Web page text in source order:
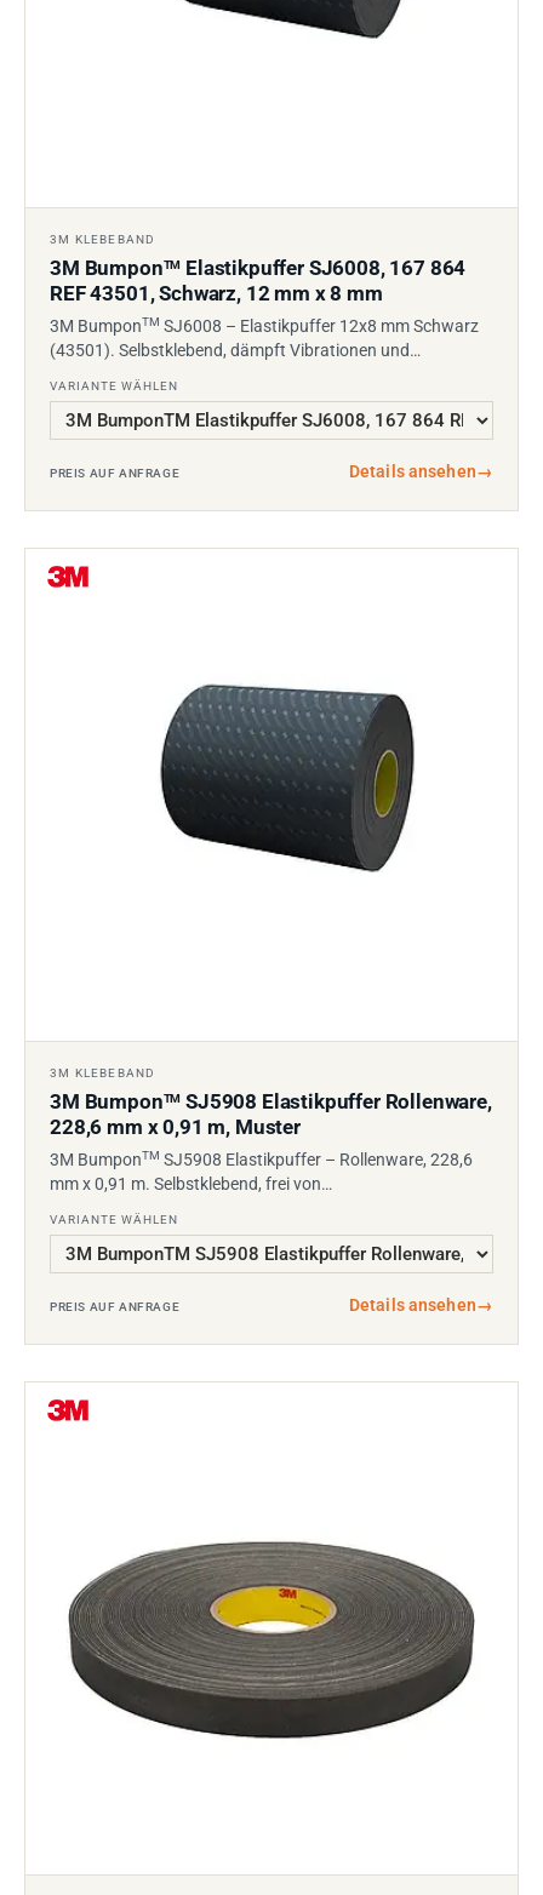
3M KLEBEBAND
3M BumponTM Elastikpuffer SJ6008, 167 864
REF 43501, Schwarz, 12 mm x 8 mm
3M BumponTM SJ6008 – Elastikpuffer 12x8 mm Schwarz
(43501). Selbstklebend, dämpft Vibrationen und…
VARIANTE WÄHLEN
PREIS AUF ANFRAGE Details ansehen→
3M KLEBEBAND
3M BumponTM SJ5908 Elastikpuffer Rollenware,
228,6 mm x 0,91 m, Muster
3M BumponTM SJ5908 Elastikpuffer – Rollenware, 228,6
mm x 0,91 m. Selbstklebend, frei von…
VARIANTE WÄHLEN
PREIS AUF ANFRAGE Details ansehen→